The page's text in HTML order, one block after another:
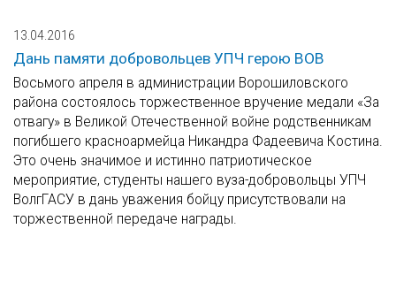
13.04.2016
Дань памяти добровольцев УПЧ герою ВОВ
Восьмого апреля в администрации Ворошиловского
района состоялось торжественное вручение медали «За
отвагу» в Великой Отечественной войне родственникам
погибшего красноармейца Никандра Фадеевича Костина.
Это очень значимое и истинно патриотическое
мероприятие, студенты нашего вуза-добровольцы УПЧ
ВолгГАСУ в дань уважения бойцу присутствовали на
торжественной передаче награды.